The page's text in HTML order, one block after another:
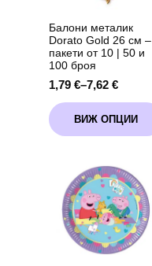
Балони металик
Dorato Gold 26 см –
пакети от 10 | 50 и
100 броя
1,79 €–7,62 €
Price
range:
1,79 €
through
ВИЖ ОПЦИИ
This
product
has
options
may
chosen